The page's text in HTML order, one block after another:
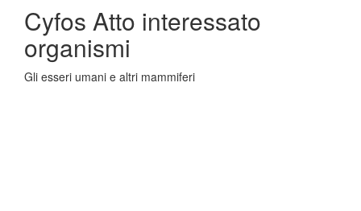
Cyfos Atto interessato
organismi
Gli esseri umani e altri mammiferi